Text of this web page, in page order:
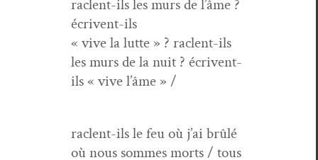
raclent-ils les murs de l’âme ?
écrivent-ils
« vive la lutte » ? raclent-ils
les murs de la nuit ? écrivent-
ils « vive l’âme » /
raclent-ils le feu où j’ai brûlé
où nous sommes morts / tous